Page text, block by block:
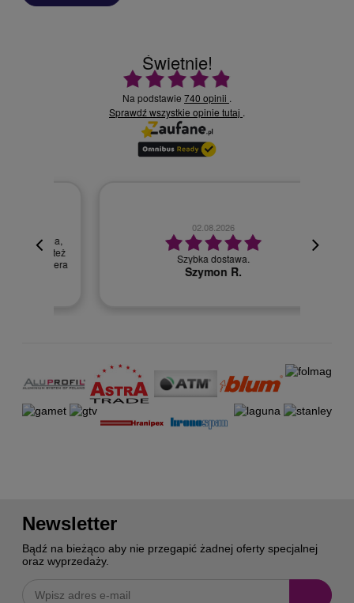
Świetnie!
Ocena średnia 4.9 na 5
Na podstawie 740 opinii .
Sprawdź wszystkie opinie tutaj .
02.08.2026
Szybka dostawa.
Szymon R.
Newsletter
Bądź na bieżąco aby nie przegapić żadnej oferty specjalnej
oraz wyprzedaży.